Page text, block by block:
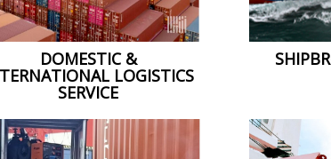
DOMESTIC &
LOGISTICS
SERVICE